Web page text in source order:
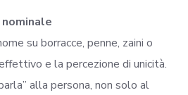
su borracce, penne, zaini o
e la percezione di unicità.
alla persona, non solo al